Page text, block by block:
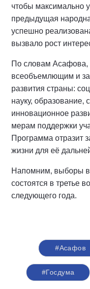
чтобы максимально
предыдущая
успешно
вызвало рост
По словам Асафова,
всеобъемлющим и
развития страны:
науку, образование,
инновационное
мерам поддержки
Программа отразит
жизни для её
Напомним, выборы в
состоятся в третье
следующего года.
#Асафов
#Госдума